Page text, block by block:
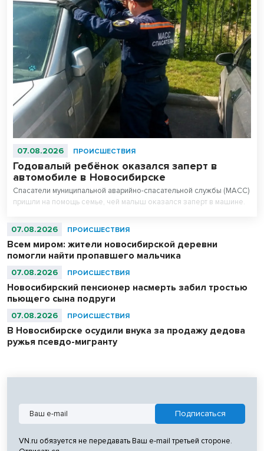
07.08.2026 ПРОИСШЕСТВИЯ
Годовалый ребёнок оказался заперт в
автомобиле в Новосибирске
Спасатели муниципальной аварийно-спасательной службы (МАСС)
пришли на помощь семье, чей малыш оказался заперт в машине.
07.08.2026 ПРОИСШЕСТВИЯ
Всем миром: жители новосибирской деревни
помогли найти пропавшего мальчика
07.08.2026 ПРОИСШЕСТВИЯ
Новосибирский пенсионер насмерть забил тростью
пьющего сына подруги
07.08.2026 ПРОИСШЕСТВИЯ
В Новосибирске осудили внука за продажу дедова
ружья псевдо-мигранту
VN.ru обязуется не передавать Ваш e-mail третьей стороне.